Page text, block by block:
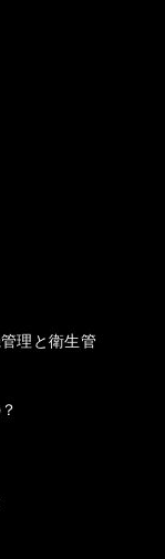
理と衛生管